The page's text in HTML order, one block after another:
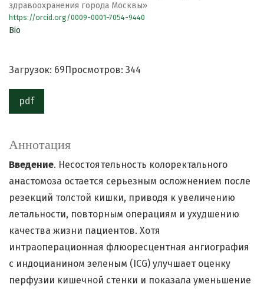
здравоохранения города Москвы»
https://orcid.org/0009-0001-7054-9440
Bio
Загрузок: 69 Просмотров: 344
pdf
Аннотация
Введение. Несостоятельность колоректального
анастомоза остается серьезным осложнением после
резекций толстой кишки, приводя к увеличению
летальности, повторным операциям и ухудшению
качества жизни пациентов. Хотя
интраоперационная флюоресцентная ангиография
с индоцианином зеленым (ICG) улучшает оценку
перфузии кишечной стенки и показала уменьшение